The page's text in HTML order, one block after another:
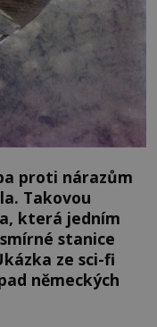
proti nárazům
Takovou
která jedním
stanice
ze sci-fi
německých